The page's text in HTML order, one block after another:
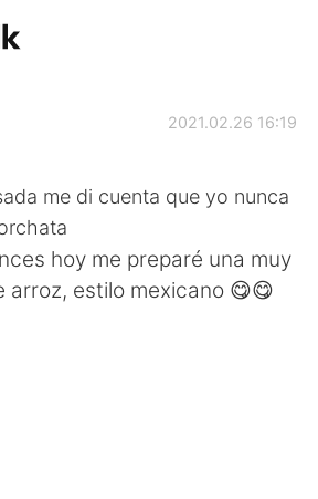
de idioma
2021.02.26 16:19
me di cuenta que yo nunca
hoy me preparé una muy
arroz, estilo mexicano 😋😋